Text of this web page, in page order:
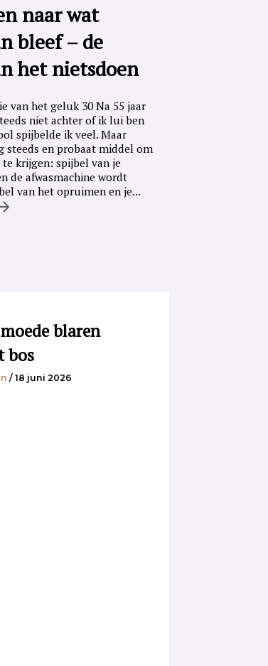
naar wat
bleef – de
het nietsdoen
van het geluk 30 Na 55 jaar
niet achter of ik lui ben
spijbelde ik veel. Maar
steeds en probaat middel om
te krijgen: spijbel van je
de afwasmachine wordt
van het opruimen en je...
blaren
bos
/ 18 juni 2026